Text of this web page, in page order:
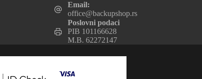
Email:
office@backupshop.rs
Poslovni podaci
PIB 101166628
M.B. 62272147